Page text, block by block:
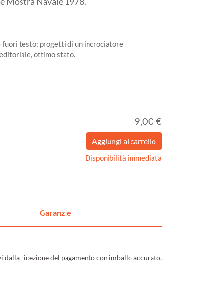
fuori testo: progetti di un incrociatore
ottimo stato.
9,00 €
Disponibilità immediata
Garanzie
ricezione del pagamento con imballo accurato,